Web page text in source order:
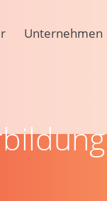
Unternehmen